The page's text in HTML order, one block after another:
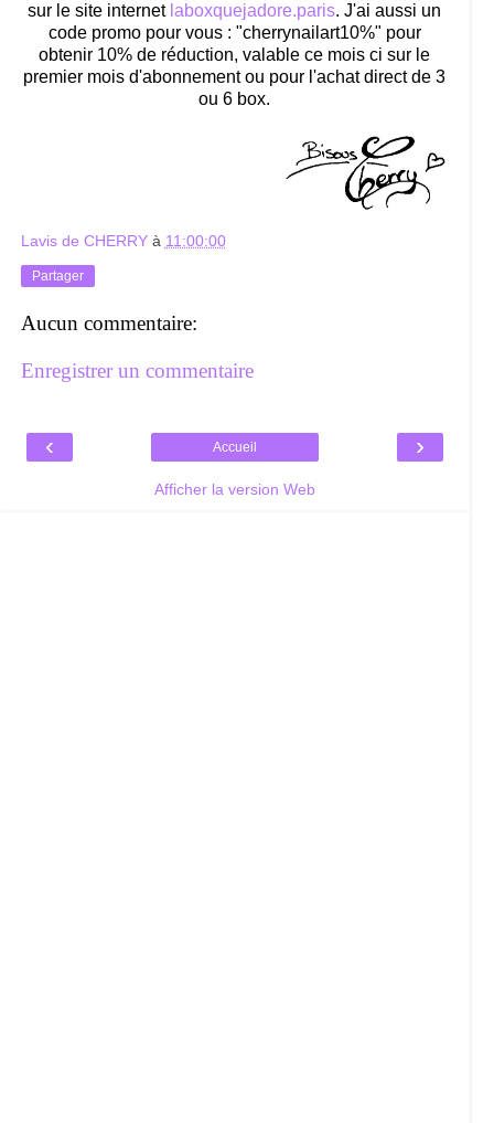
sur le site internet laboxquejadore.paris. J'ai aussi un
code promo pour vous : "cherrynailart10%" pour
obtenir 10% de réduction, valable ce mois ci sur le
premier mois d'abonnement ou pour l'achat direct de 3
ou 6 box.
Lavis de CHERRY à 11:00:00
Partager
Aucun commentaire:
Enregistrer un commentaire
‹ ›
Accueil
Afficher la version Web